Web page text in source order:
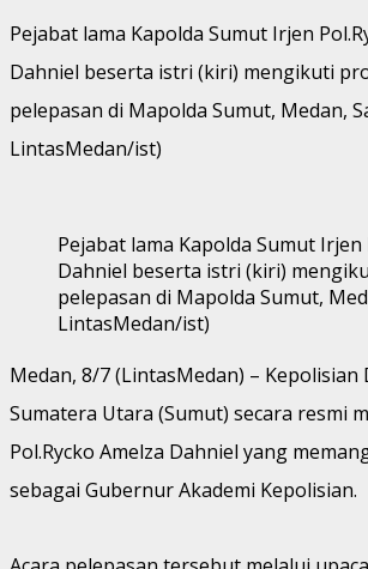
Pejabat lama Kapolda Sumut Irjen
Dahniel beserta istri (kiri) mengikuti
pelepasan di Mapolda Sumut, Medan,
LintasMedan/ist)
Pejabat lama Kapolda Sumut Irjen
Dahniel beserta istri (kiri)
pelepasan di Mapolda Sumut,
LintasMedan/ist)
Medan, 8/7 (LintasMedan) – Kepolisian
Sumatera Utara (Sumut) secara resmi
Pol.Rycko Amelza Dahniel yang
sebagai Gubernur Akademi Kepolisian.